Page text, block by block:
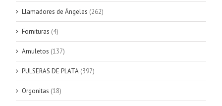
Llamadores de Ángeles (262)
Fornituras (4)
Amuletos (137)
PULSERAS DE PLATA (397)
Orgonitas (18)